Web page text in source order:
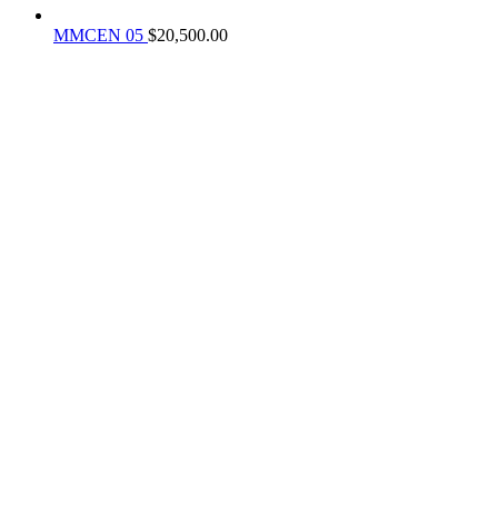
MMCEN 05 $20,500.00